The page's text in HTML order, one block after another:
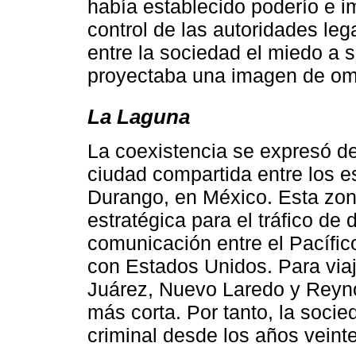
había establecido poderío e
control de las autoridades
entre la sociedad el miedo a
proyectaba una imagen de
La Laguna
La coexistencia se expresó
ciudad compartida entre los
Durango, en México. Esta
estratégica para el tráfico de
comunicación entre el
con Estados Unidos. Para
Juárez, Nuevo Laredo y
más corta. Por tanto, la
criminal desde los años